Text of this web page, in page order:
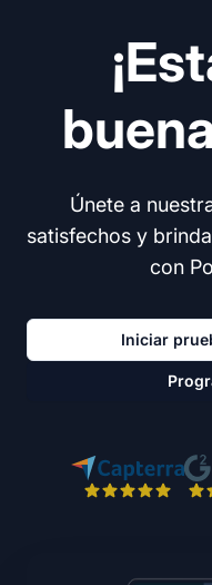
Únete a
satisfechos y
con
Iniciar